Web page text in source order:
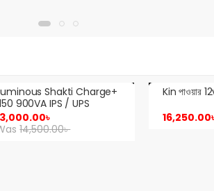
Kin পাওয়ার 12v, 160a ev ব্যাটারি
16,250.00৳